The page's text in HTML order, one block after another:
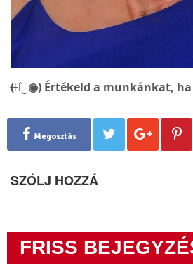
(̶◉͛‿◉̶) Értékeld a munkánkat,
Megosztás
SZÓLJ HOZZÁ
FRISS